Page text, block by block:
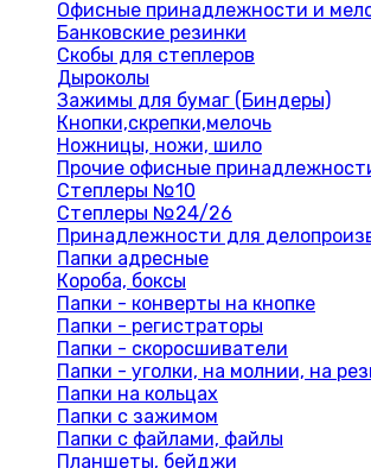
Офисные принадлежности и
Банковские резинки
Скобы для степлеров
Дыроколы
Зажимы для бумаг (Биндеры)
Кнопки,скрепки,мелочь
Ножницы, ножи, шило
Прочие офисные
Степлеры №10
Степлеры №24/26
Принадлежности для
Папки адресные
Короба, боксы
Папки - конверты на кнопке
Папки - регистраторы
Папки - скоросшиватели
Папки - уголки, на молнии, на
Папки на кольцах
Папки с зажимом
Папки с файлами, файлы
Планшеты, бейджи